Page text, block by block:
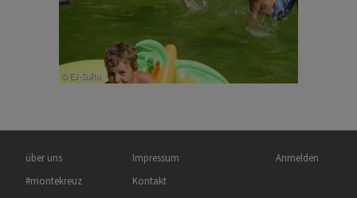
Hauptnavigation
über uns
#montekreuz
Fußbereichsmenü
Impressum
Kontakt
Benutzermenü
Anmelden